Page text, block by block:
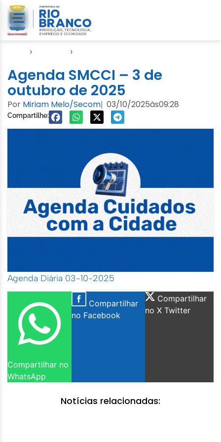
› ›
Agenda SMCCI – 3 de
outubro de 2025
Por Miriam Melo/Secom| 03/10/2025às09:28
Compartilhe:
Agenda Diária 03-10-2025
Compartilhar no
WhatsApp
Compartilhar
no Facebook
Compartilhar
no X Twitter
Notícias relacionadas: